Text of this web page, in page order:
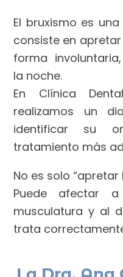
El bruxismo es
consiste en
forma
la noche.
En Clínica
realizamos un
identificar su
tratamiento más
No es solo “apretar
Puede afectar
musculatura y al
trata